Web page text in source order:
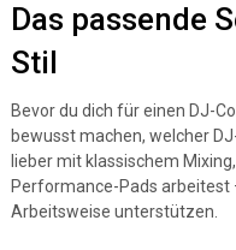
Das passende
Stil
Bevor du dich für einen DJ-
bewusst machen, welcher
lieber mit klassischem
Performance-Pads arbeitest
Arbeitsweise unterstützen.